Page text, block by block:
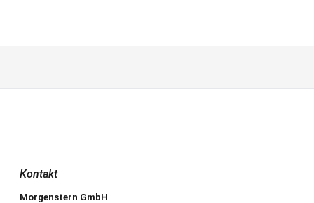
Kontakt
Morgenstern GmbH